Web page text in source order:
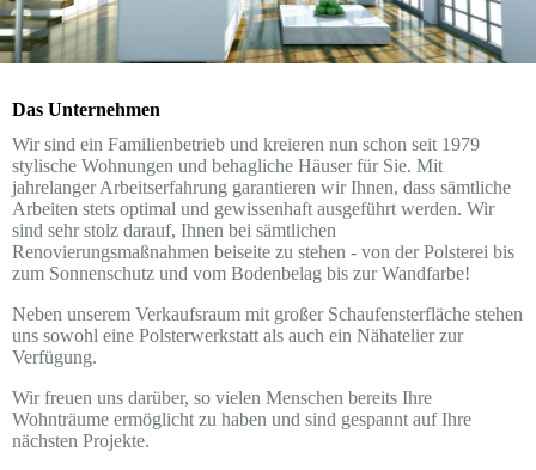
Das Unternehmen
Wir sind ein Familienbetrieb und kreieren nun schon seit 1979
stylische Wohnungen und behagliche Häuser für Sie. Mit
jahrelanger Arbeitserfahrung garantieren wir Ihnen, dass sämtliche
Arbeiten stets optimal und gewissenhaft ausgeführt werden. Wir
sind sehr stolz darauf, Ihnen bei sämtlichen
Renovierungsmaßnahmen beiseite zu stehen - von der Polsterei bis
zum Sonnenschutz und vom Bodenbelag bis zur Wandfarbe!
Neben unserem Verkaufsraum mit großer Schaufensterfläche stehen
uns sowohl eine Polsterwerkstatt als auch ein Nähatelier zur
Verfügung.
Wir freuen uns darüber, so vielen Menschen bereits Ihre
Wohnträume ermöglicht zu haben und sind gespannt auf Ihre
nächsten Projekte.